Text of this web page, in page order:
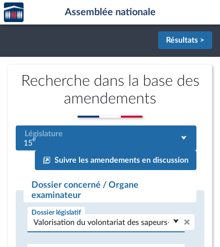
Aller au contenu
Aller en bas de la page
Accèder
à la
page
Assemblée nationale
Résultats >
Recherche dans la base des
amendements
Législature
15e
Suivre les amendements en discussion
Dossier concerné / Organe
examinateur
Dossier législatif